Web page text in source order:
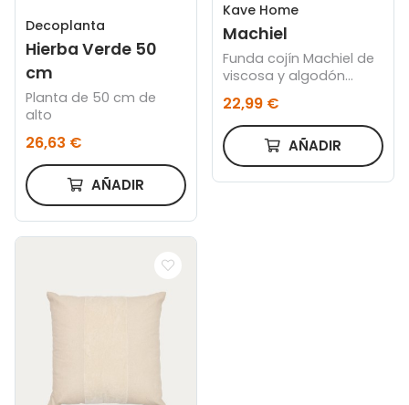
Decoplanta
Hierba Verde 50
cm
Planta de 50 cm de
alto
26,63 €
AÑADIR
Kave Home
Machiel
Funda cojín Machiel de
viscosa y algodón
natural y blanco 50 x
50 cm
22,99 €
AÑADIR